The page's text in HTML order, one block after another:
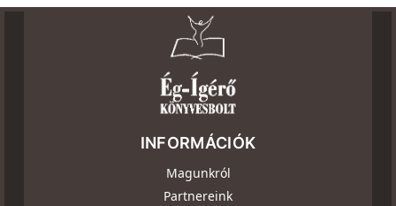
INFORMÁCIÓK
Magunkról
Partnereink